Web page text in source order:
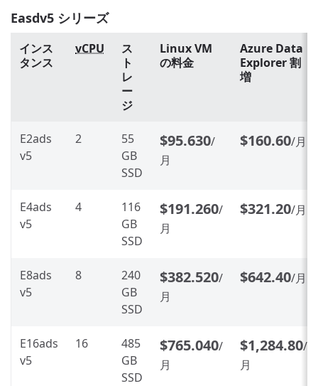
Easdv5 シリーズ
インス
タンス
vCPU
ス
ト
レ
ー
ジ
Linux VM
の料金
Azure Data
Explorer 割
増
E2ads
v5
2
55
GB
SSD
$95.630/
月
$160.60/月
E4ads
v5
4
116
GB
SSD
$191.260/
月
$321.20/月
E8ads
v5
8
240
GB
SSD
$382.520/
月
$642.40/月
E16ads
v5
16
485
GB
SSD
$765.040/
月
$1,284.80/
月